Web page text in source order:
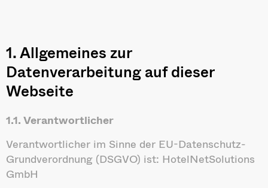
1. Allgemeines zur
Datenverarbeitung auf dieser
Webseite
1.1. Verantwortlicher
Verantwortlicher im Sinne der EU-Datenschutz-
Grundverordnung (DSGVO) ist: HotelNetSolutions
GmbH